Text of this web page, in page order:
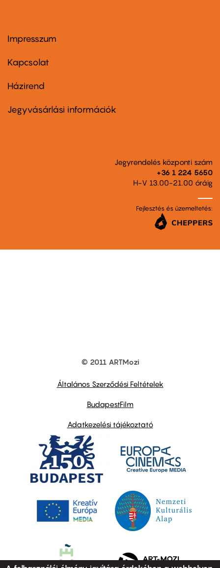
Footer
first
Impresszum
Kapcsolat
Footer
second
Házirend
Jegyvásárlási információk
Jegyrendelés központi szám
+36 1 224 5650
H-V 13.00-21.00 óráig
Fejlesztés és üzemeltetés:
© 2011 ARTMozi
Általános Szerződési Feltételek
BudapestFilm
Adatkezelési tájékoztató